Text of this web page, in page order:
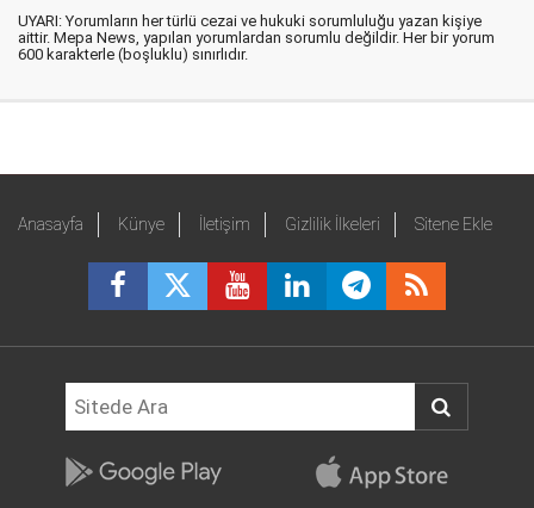
UYARI: Yorumların her türlü cezai ve hukuki sorumluluğu yazan kişiye
aittir. Mepa News, yapılan yorumlardan sorumlu değildir. Her bir yorum
600 karakterle (boşluklu) sınırlıdır.
Anasayfa Künye İletişim Gizlilik İlkeleri Sitene Ekle